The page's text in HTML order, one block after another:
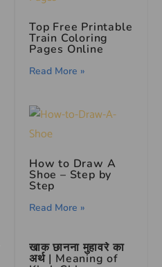
Top Free Printable
Train Coloring
Pages Online
Read More »
How to Draw A
Shoe – Step by
Step
Read More »
खाक छानना मुहावरे का
अर्थ | Meaning of